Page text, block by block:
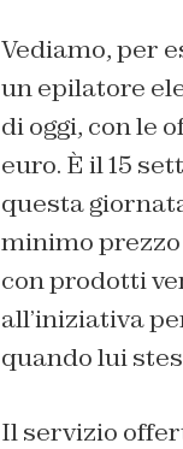
Vediamo, per
un epilatore
di oggi, con le
euro. È il 15
questa
minimo
con prodotti
all’iniziativa
quando lui
Il servizio